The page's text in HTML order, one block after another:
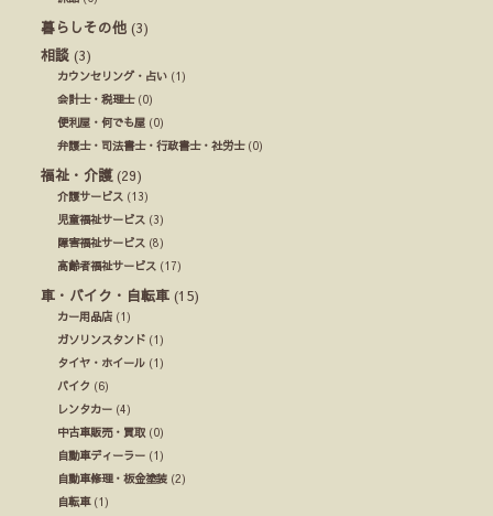
暮らしその他 (3)
相談 (3)
カウンセリング・占い (1)
会計士・税理士(0)
便利屋・何でも屋 (0)
弁護士・司法書士・行政書士・社労士(0)
福祉・介護(29)
介護サービス (13)
児童福祉サービス (3)
障害福祉サービス (8)
高齢者福祉サービス (17)
車・バイク・自転車 (15)
カー用品店 (1)
ガソリンスタンド (1)
タイヤ・ホイール (1)
バイク (6)
レンタカー (4)
中古車販売・買取 (0)
自動車ディーラー (1)
自動車修理・板金塗装 (2)
自転車(1)